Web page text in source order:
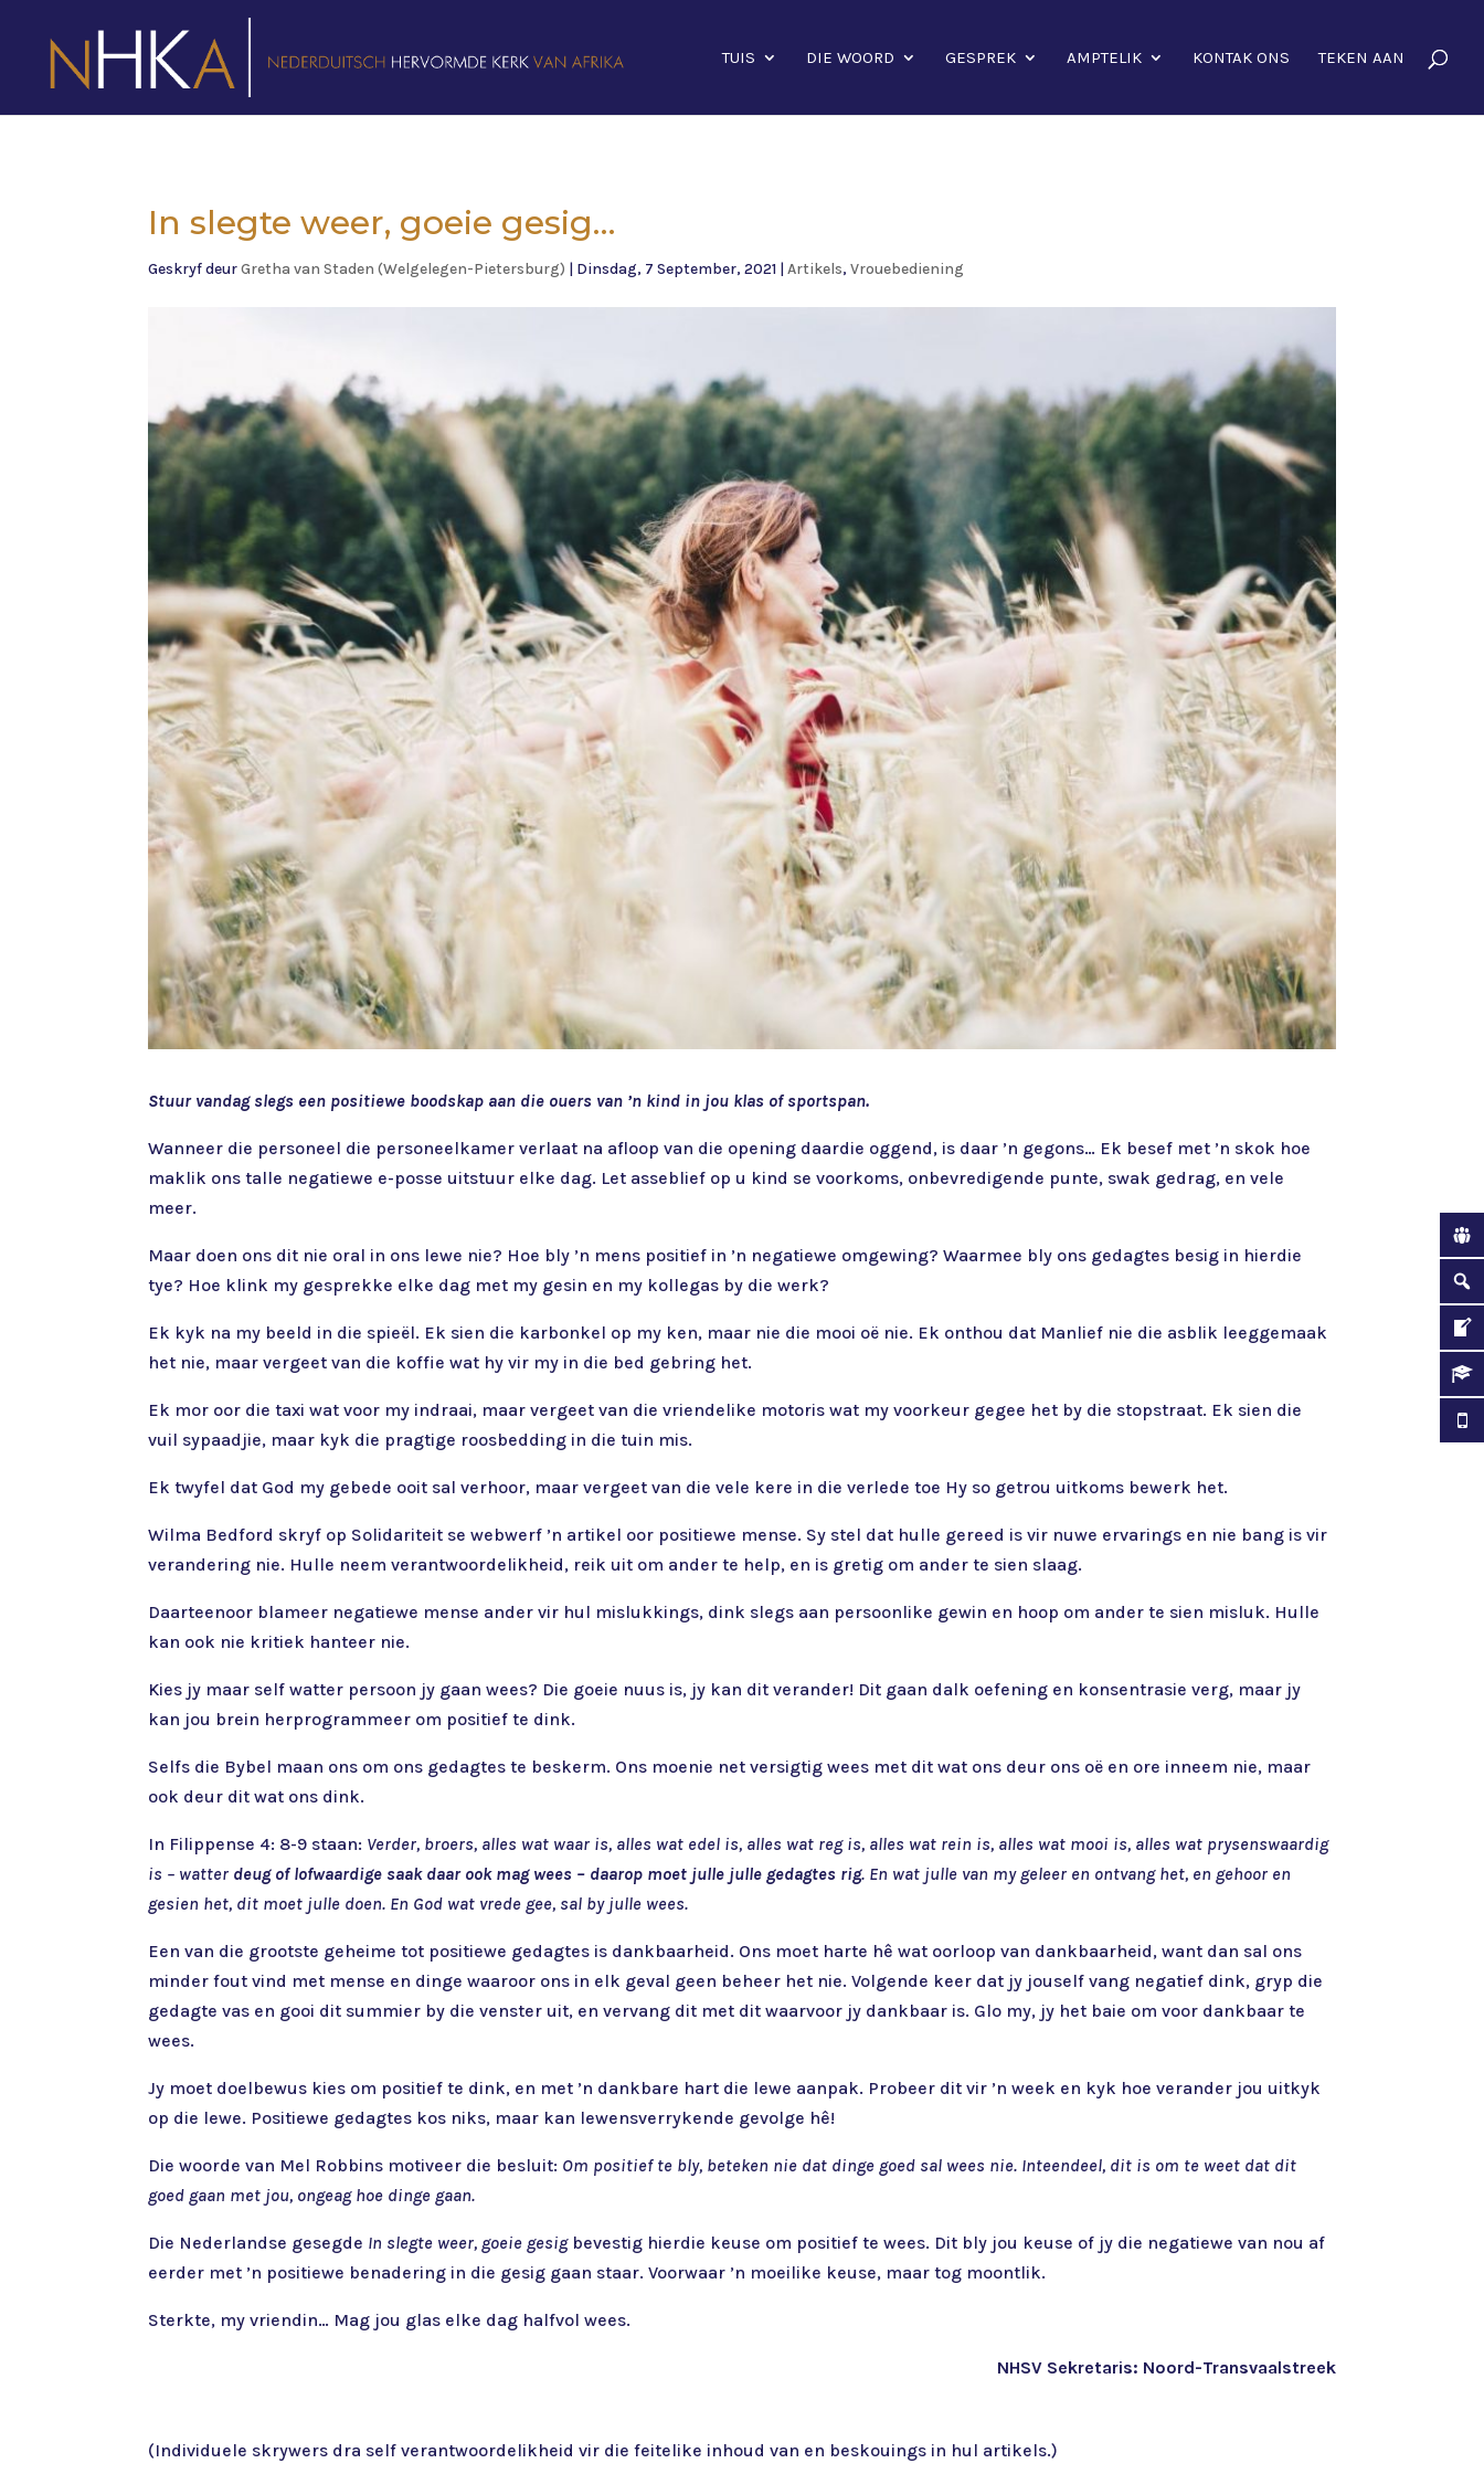
TUIS DIE WOORD GESPREK AMPTELIK KONTAK ONS TEKEN AAN
In slegte weer, goeie gesig…
Geskryf deurGretha van Staden (Welgelegen-Pietersburg) | Dinsdag, 7 September, 2021 |Artikels,Vrouebediening
Stuur vandag slegs een positiewe boodskap aan die ouers van ’n kind in jou klas of sportspan.
Wanneer die personeel die personeelkamer verlaat na afloop van die opening daardie oggend, is daar ’n gegons… Ek besef met ’n skok hoe
maklik ons talle negatiewe e-posse uitstuur elke dag. Let asseblief op u kind se voorkoms, onbevredigende punte, swak gedrag, en vele
meer.
Maar doen ons dit nie oral in ons lewe nie? Hoe bly ’n mens positief in ’n negatiewe omgewing? Waarmee bly ons gedagtes besig in hierdie
tye? Hoe klink my gesprekke elke dag met my gesin en my kollegas by die werk?
Ek kyk na my beeld in die spieël. Ek sien die karbonkel op my ken, maar nie die mooi oë nie. Ek onthou dat Manlief nie die asblik leeggemaak
het nie, maar vergeet van die koffie wat hy vir my in die bed gebring het.
Ek mor oor die taxi wat voor my indraai, maar vergeet van die vriendelike motoris wat my voorkeur gegee het by die stopstraat. Ek sien die
vuil sypaadjie, maar kyk die pragtige roosbedding in die tuin mis.
Ek twyfel dat God my gebede ooit sal verhoor, maar vergeet van die vele kere in die verlede toe Hy so getrou uitkoms bewerk het.
Wilma Bedford skryf op Solidariteit se webwerf ’n artikel oor positiewe mense. Sy stel dat hulle gereed is vir nuwe ervarings en nie bang is vir
verandering nie. Hulle neem verantwoordelikheid, reik uit om ander te help, en is gretig om ander te sien slaag.
Daarteenoor blameer negatiewe mense ander vir hul mislukkings, dink slegs aan persoonlike gewin en hoop om ander te sien misluk. Hulle
kan ook nie kritiek hanteer nie.
Kies jy maar self watter persoon jy gaan wees? Die goeie nuus is, jy kan dit verander! Dit gaan dalk oefening en konsentrasie verg, maar jy
kan jou brein herprogrammeer om positief te dink.
Selfs die Bybel maan ons om ons gedagtes te beskerm. Ons moenie net versigtig wees met dit wat ons deur ons oë en ore inneem nie, maar
ook deur dit wat ons dink.
In Filippense 4: 8-9 staan: Verder, broers, alles wat waar is, alles wat edel is, alles wat reg is, alles wat rein is, alles wat mooi is, alles wat prysenswaardig
is – watter deug of lofwaardige saak daar ook mag wees – daarop moet julle julle gedagtes rig. En wat julle van my geleer en ontvang het, en gehoor en
gesien het, dit moet julle doen. En God wat vrede gee, sal by julle wees.
Een van die grootste geheime tot positiewe gedagtes is dankbaarheid. Ons moet harte hê wat oorloop van dankbaarheid, want dan sal ons
minder fout vind met mense en dinge waaroor ons in elk geval geen beheer het nie. Volgende keer dat jy jouself vang negatief dink, gryp die
gedagte vas en gooi dit summier by die venster uit, en vervang dit met dit waarvoor jy dankbaar is. Glo my, jy het baie om voor dankbaar te
wees.
Jy moet doelbewus kies om positief te dink, en met ’n dankbare hart die lewe aanpak. Probeer dit vir ’n week en kyk hoe verander jou uitkyk
op die lewe. Positiewe gedagtes kos niks, maar kan lewensverrykende gevolge hê!
Die woorde van Mel Robbins motiveer die besluit: Om positief te bly, beteken nie dat dinge goed sal wees nie. Inteendeel, dit is om te weet dat dit
goed gaan met jou, ongeag hoe dinge gaan.
Die Nederlandse gesegde In slegte weer, goeie gesigbevestig hierdie keuse om positief te wees. Dit bly jou keuse of jy die negatiewe van nou af
eerder met ’n positiewe benadering in die gesig gaan staar. Voorwaar ’n moeilike keuse, maar tog moontlik.
Sterkte, my vriendin… Mag jou glas elke dag halfvol wees.
NHSV Sekretaris: Noord-Transvaalstreek
(Individuele skrywers dra self verantwoordelikheid vir die feitelike inhoud van en beskouings in hul artikels.)